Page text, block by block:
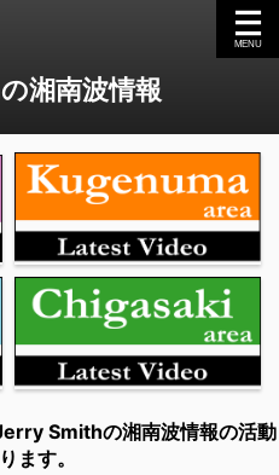
湘南波情報
Smithの湘南波情報の活動
ます。